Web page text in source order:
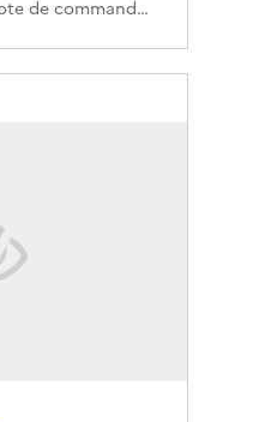
1460INVA/192 (Cote de commande)